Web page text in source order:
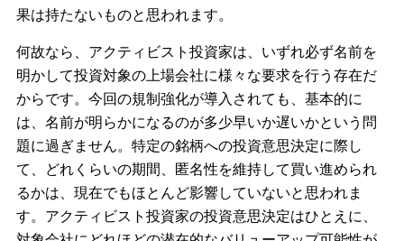
果は持たないものと思われます。
何故なら、アクティビスト投資家は、いずれ必ず名前を
明かして投資対象の上場会社に様々な要求を行う存在だ
からです。今回の規制強化が導入されても、基本的に
は、名前が明らかになるのが多少早いか遅いかという問
題に過ぎません。特定の銘柄への投資意思決定に際し
て、どれくらいの期間、匿名性を維持して買い進められ
るかは、現在でもほとんど影響していないと思われま
す。アクティビスト投資家の投資意思決定はひとえに、